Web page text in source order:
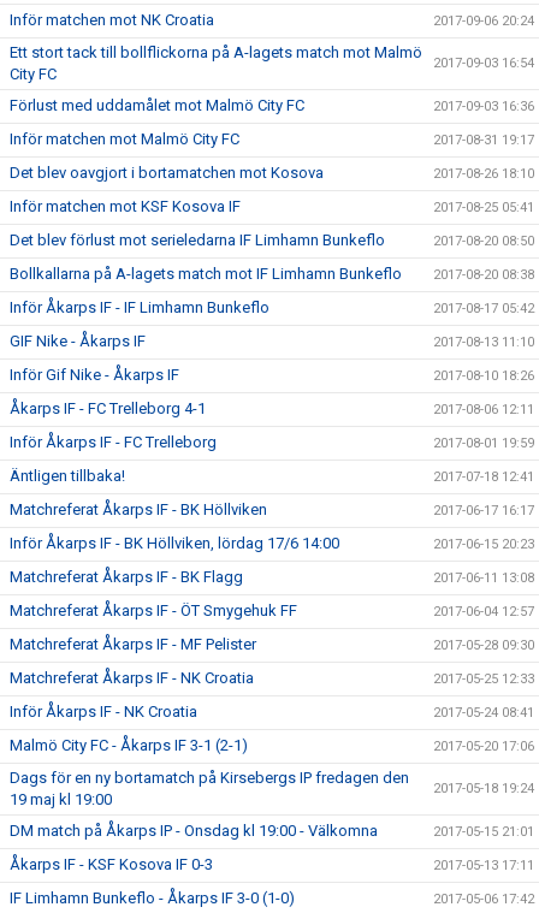
Inför matchen mot NK Croatia 2017-09-06 20:24
Ett stort tack till bollflickorna på A-lagets match mot Malmö
City FC
2017-09-03 16:54
Förlust med uddamålet mot Malmö City FC 2017-09-03 16:36
Inför matchen mot Malmö City FC 2017-08-31 19:17
Det blev oavgjort i bortamatchen mot Kosova 2017-08-26 18:10
Inför matchen mot KSF Kosova IF 2017-08-25 05:41
Det blev förlust mot serieledarna IF Limhamn Bunkeflo 2017-08-20 08:50
Bollkallarna på A-lagets match mot IF Limhamn Bunkeflo 2017-08-20 08:38
Inför Åkarps IF - IF Limhamn Bunkeflo 2017-08-17 05:42
GIF Nike - Åkarps IF 2017-08-13 11:10
Inför Gif Nike - Åkarps IF 2017-08-10 18:26
Åkarps IF - FC Trelleborg 4-1 2017-08-06 12:11
Inför Åkarps IF - FC Trelleborg 2017-08-01 19:59
Äntligen tillbaka! 2017-07-18 12:41
Matchreferat Åkarps IF - BK Höllviken 2017-06-17 16:17
Inför Åkarps IF - BK Höllviken, lördag 17/6 14:00 2017-06-15 20:23
Matchreferat Åkarps IF - BK Flagg 2017-06-11 13:08
Matchreferat Åkarps IF - ÖT Smygehuk FF 2017-06-04 12:57
Matchreferat Åkarps IF - MF Pelister 2017-05-28 09:30
Matchreferat Åkarps IF - NK Croatia 2017-05-25 12:33
Inför Åkarps IF - NK Croatia 2017-05-24 08:41
Malmö City FC - Åkarps IF 3-1 (2-1) 2017-05-20 17:06
Dags för en ny bortamatch på Kirsebergs IP fredagen den
19 maj kl 19:00
2017-05-18 19:24
DM match på Åkarps IP - Onsdag kl 19:00 - Välkomna 2017-05-15 21:01
Åkarps IF - KSF Kosova IF 0-3 2017-05-13 17:11
IF Limhamn Bunkeflo - Åkarps IF 3-0 (1-0) 2017-05-06 17:42